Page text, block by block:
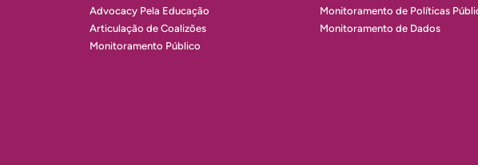
Advocacy Pela Educação
Articulação de Coalizões
Monitoramento Público
Monitoramento de Políticas
Monitoramento de Dados